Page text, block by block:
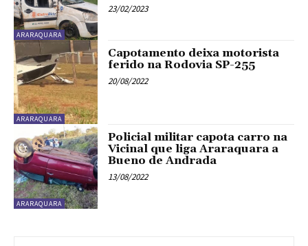
ARARAQUARA
23/02/2023
ARARAQUARA
Capotamento deixa motorista
ferido na Rodovia SP-255
20/08/2022
ARARAQUARA
Policial militar capota carro na
Vicinal que liga Araraquara a
Bueno de Andrada
13/08/2022